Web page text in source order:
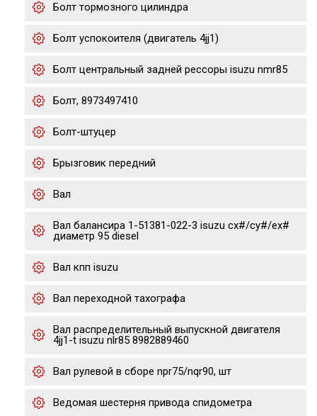
Болт тормозного цилиндра
Болт успокоителя (двигатель 4jj1)
Болт центральный задней рессоры isuzu nmr85
Болт, 8973497410
Болт-штуцер
Брызговик передний
Вал
Вал балансира 1-51381-022-3 isuzu cx#/cy#/ex#
диаметр 95 diesel
Вал кпп isuzu
Вал переходной тахографа
Вал распределительный выпускной двигателя
4jj1-t isuzu nlr85 8982889460
Вал рулевой в сборе npr75/nqr90, шт
Ведомая шестерня привода спидометра